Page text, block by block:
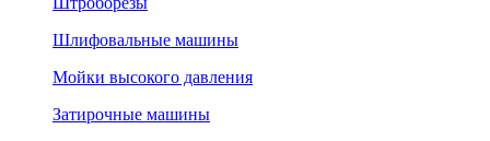
Шлифовальные машины
Мойки высокого давления
Затирочные машины